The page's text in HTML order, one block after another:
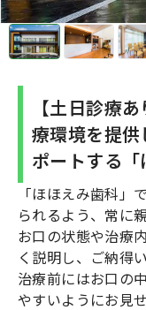
【土日診療
療環境を提
ポートする「
「ほほえみ歯科」
られるよう、常に
お口の状態や治療
く説明し、ご納得
治療前にはお口の
やすいようにお見